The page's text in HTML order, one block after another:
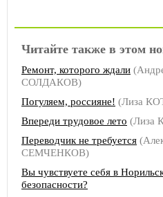
Читайте также в этом
Ремонт, которого ждали
СОЛДАКОВ)
Погуляем, россияне! (Лиза
Впереди трудовое лето (Лиза
Переводчик не требуется
СЕМЧЕНКОВ)
Вы чувствуете себя в
безопасности?